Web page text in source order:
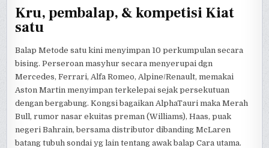
Kru, pembalap, & kompetisi Kiat
satu
Balap Metode satu kini menyimpan 10 perkumpulan secara
bising. Perseroan masyhur secara menyerupai dgn
Mercedes, Ferrari, Alfa Romeo, Alpine/Renault, memakai
Aston Martin menyimpan terkelepai sejak persekutuan
dengan bergabung. Kongsi bagaikan AlphaTauri maka Merah
Bull, rumor nasar ekuitas preman (Williams), Haas, puak
negeri Bahrain, bersama distributor dibanding McLaren
batang tubuh sondai yg lain tentang awak balap Cara utama.